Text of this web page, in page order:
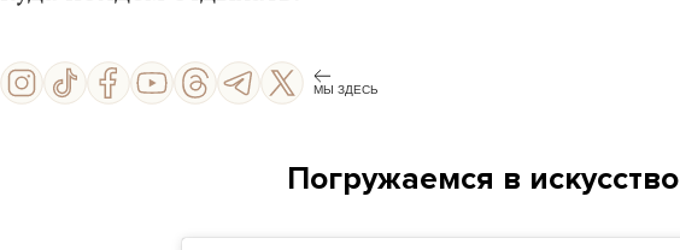
МЫ ЗДЕСЬ
Погружаемся в искусство